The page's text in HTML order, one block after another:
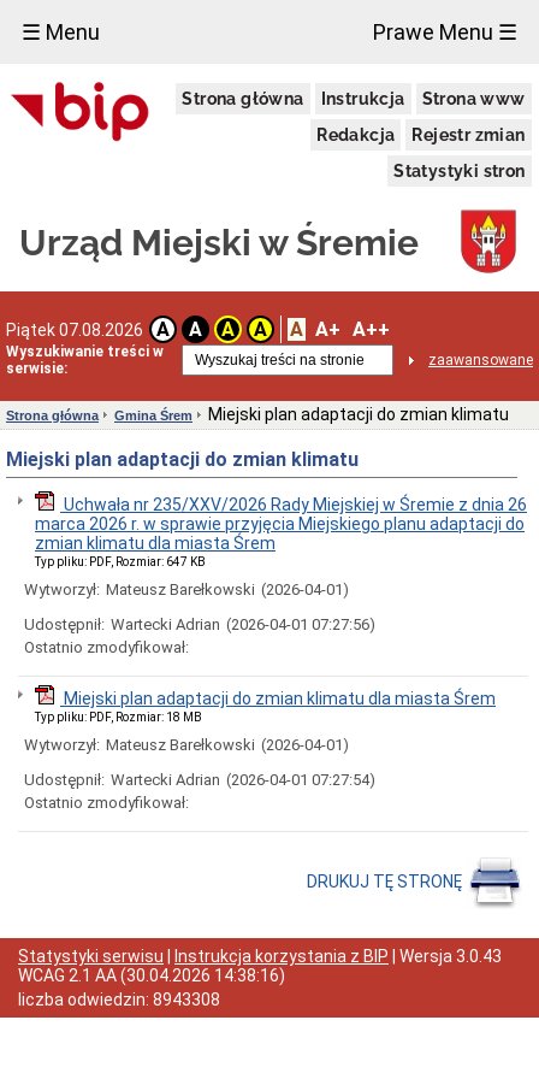
☰ Menu Prawe Menu ☰
Strona główna Instrukcja
Strona www
Redakcja
Rejestr zmian
Statystyki stron
Urząd Miejski w Śremie
Piątek 07.08.2026 A A A A A A+ A++
Wyszukiwanie treści w
serwisie:
zaawansowane
Urząd
Miejski
osób
szczególnymi
Serwis
OBYWATEL.GOV.PL
Doręczenia
telefonów
Urzędu
Miejskiego
Dane
adresowe
pracy
Poradnictwo
prawne
mieszkańców
Struktura
Organizacyjna
Urzędu
Wybory
Zgłaszanie
Zamówienia
Publiczne
Ogłoszenia
o
Strona główna Gmina Śrem Miejski plan adaptacji do zmian klimatu
Miejski plan adaptacji do zmian klimatu
Uchwała nr 235/XXV/2026 Rady Miejskiej w Śremie z dnia 26
marca 2026 r. w sprawie przyjęcia Miejskiego planu adaptacji do
zmian klimatu dla miasta Śrem
Typ pliku: PDF, Rozmiar: 647 KB
Wytworzył: Mateusz Barełkowski (2026-04-01)
Udostępnił: Wartecki Adrian (2026-04-01 07:27:56)
Ostatnio zmodyfikował:
Miejski plan adaptacji do zmian klimatu dla miasta Śrem
Typ pliku: PDF, Rozmiar: 18 MB
Wytworzył: Mateusz Barełkowski (2026-04-01)
Udostępnił: Wartecki Adrian (2026-04-01 07:27:54)
Ostatnio zmodyfikował:
DRUKUJ TĘ STRONĘ
×
Statystyki serwisu Instrukcja korzystania z BIP | Wersja 3.0.43
WCAG 2.1 AA(30.04.2026 14:38:16)
liczba odwiedzin: 8943308